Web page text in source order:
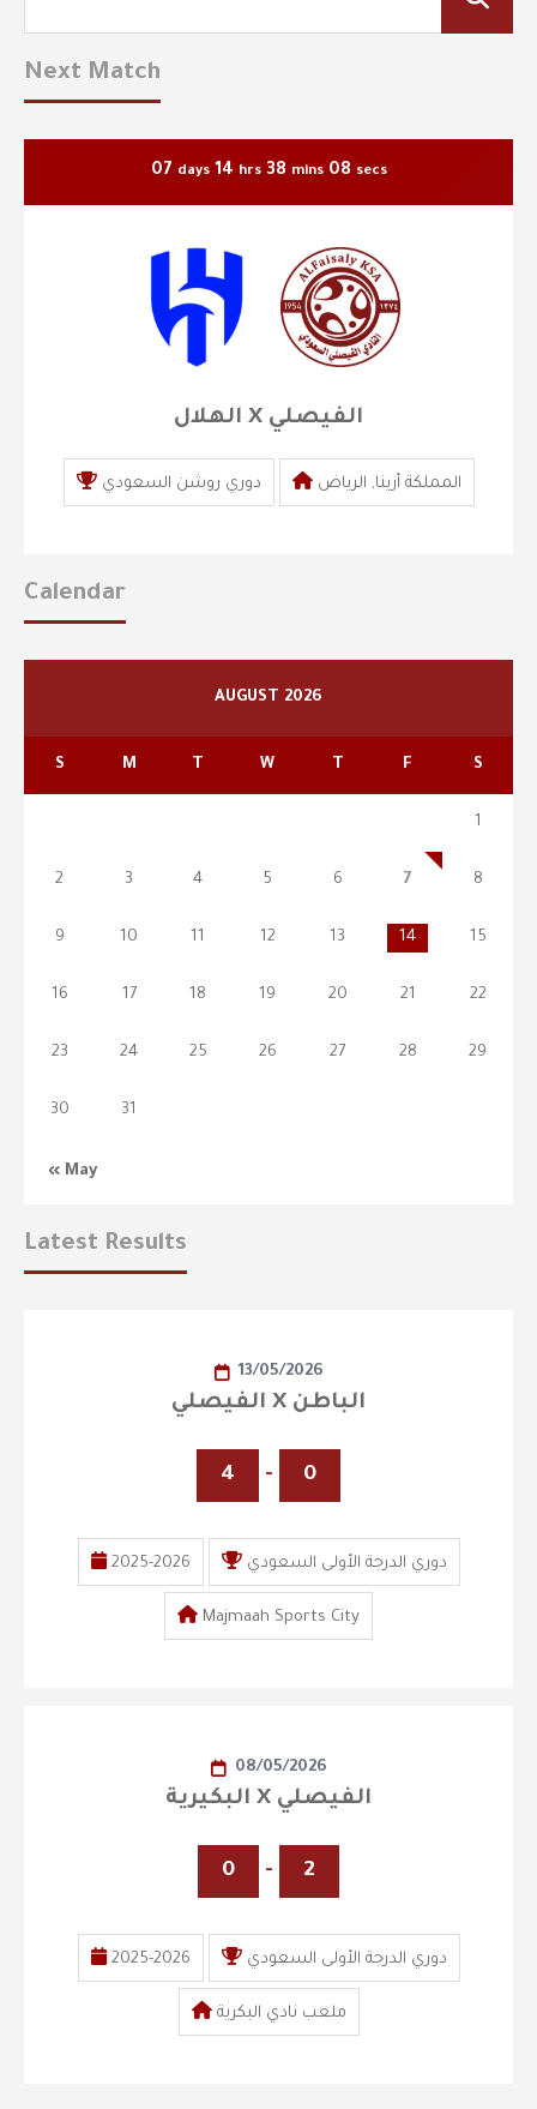
Next Match
07 days 14 hrs 38 mins 07 secs
الهلال X الفيصلي
دوري روشن السعودي المملكة أرينا, الرياض
Calendar
AUGUST 2026
S M T W T F S
« May
1
2 3 4 5 6 7 8
9 10 11 12 13 14 15
16 17 18 19 20 21 22
23 24 25 26 27 28 29
30 31
Latest Results
13/05/2026
الفيصلي X الباطن
4 - 0
2025-2026 دوري الدرجة الأولى السعودي
Majmaah Sports City
08/05/2026
البكيرية X الفيصلي
0 - 2
2025-2026 دوري الدرجة الأولى السعودي
ملعب نادي البكرية